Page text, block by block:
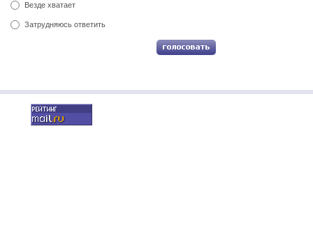
Везде хватает
Затрудняюсь ответить